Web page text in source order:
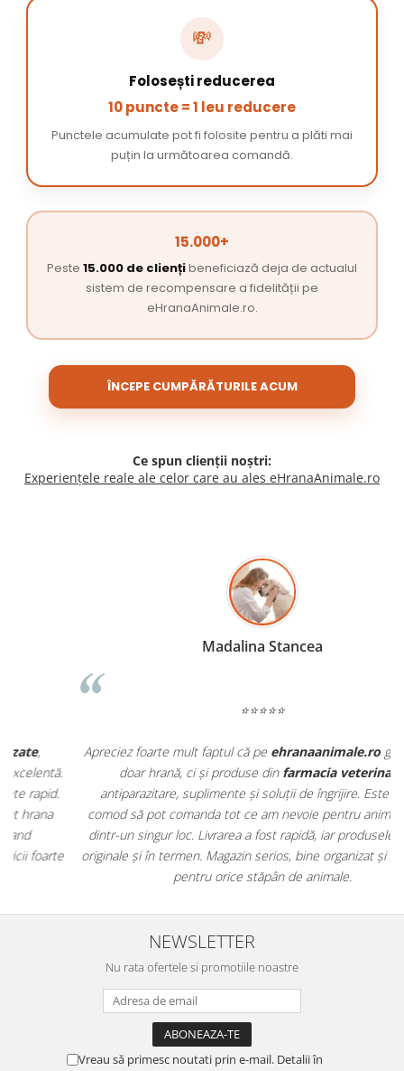
💸
Folosești reducerea
10 puncte = 1 leu reducere
Punctele acumulate pot fi folosite pentru a plăti mai
puțin la următoarea comandă.
15.000+
Peste 15.000 de cliențibeneficiază deja de actualul
sistem de recompensare a fidelității pe
eHranaAnimale.ro.
ÎNCEPE CUMPĂRĂTURILE ACUM
Ce spun clienții noștri:
Experiențele reale ale celor care au ales eHranaAnimale.ro
Madalina Stancea
Apreciez foarte mult faptul că peehranaanimale.rogăsesc nu
doar hrană, ci și produse dinfarmacia veterinară:
antiparazitare, suplimente și soluții de îngrijire. Este foarte
comod să pot comanda tot ce am nevoie pentru animalul meu
dintr-un singur loc. Livrarea a fost rapidă, iar produsele au fost
originale și în termen. Magazin serios, bine organizat și foarte util
pentru orice stăpân de animale.
NEWSLETTER
Nu rata ofertele si promotiile noastre
Vreau să primesc noutati prin e-mail. Detalii în